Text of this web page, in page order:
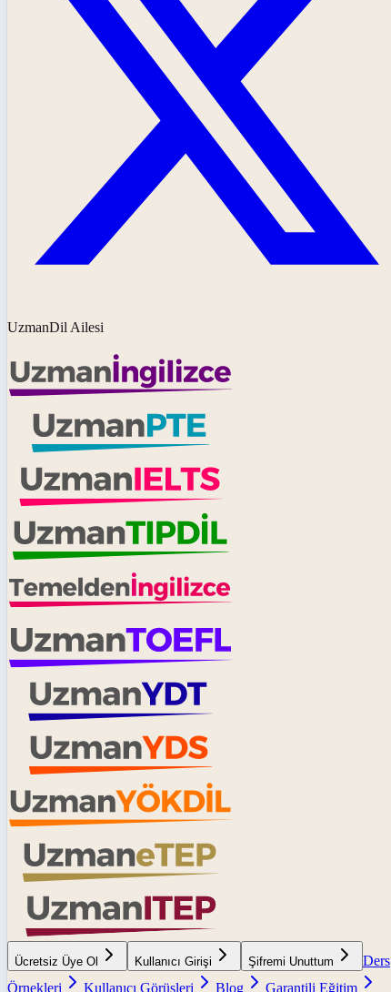
UzmanDil Ailesi
Ücretsiz Üye Ol Kullanıcı Girişi Şifremi Unuttum
Ders
Örnekleri
Kullanıcı Görüşleri Blog Garantili Eğitim